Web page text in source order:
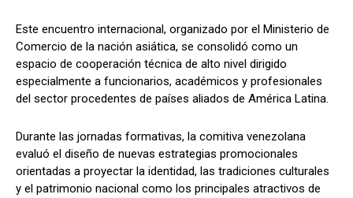
Este encuentro internacional, organizado por el Ministerio de
Comercio de la nación asiática, se consolidó como un
espacio de cooperación técnica de alto nivel dirigido
especialmente a funcionarios, académicos y profesionales
del sector procedentes de países aliados de América Latina.
​Durante las jornadas formativas, la comitiva venezolana
evaluó el diseño de nuevas estrategias promocionales
orientadas a proyectar la identidad, las tradiciones culturales
y el patrimonio nacional como los principales atractivos de